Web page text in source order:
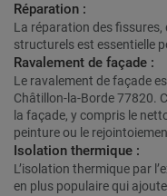
Réparation :
La réparation des fissures,
structurels est essentielle
Ravalement de façade :
Le ravalement de façade
Châtillon-la-Borde 77820.
la façade, y compris le
peinture ou le
Isolation thermique :
L’isolation thermique par
en plus populaire qui